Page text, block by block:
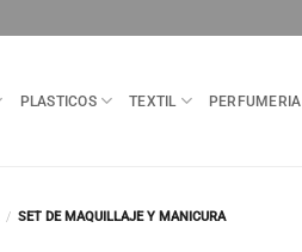
PLASTICOS TEXTIL PERFUMERIA
/ SET DE MAQUILLAJE Y MANICURA